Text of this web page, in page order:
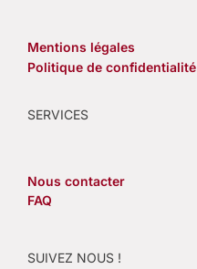
Mentions légales
Politique de confidentialité
SERVICES
Nous contacter
FAQ
SUIVEZ NOUS !